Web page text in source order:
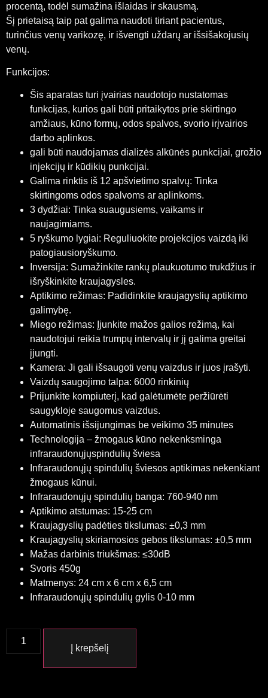
procentą, todėl sumažina išlaidas ir skausmą.
Šį prietaisą taip pat galima naudoti tiriant pacientus,
turinčius venų varikozę, ir išvengti uždarų ar išsišakojusių
venų.
Funkcijos:
Šis aparatas turi įvairias naudotojo nustatomas
funkcijas, kurios gali būti pritaikytos prie skirtingo
amžiaus, kūno formų, odos spalvos, svorio irįvairios
darbo aplinkos.
gali būti naudojamas dializės alkūnės punkcijai, grožio
injekcijų ir kūdikių punkcijai.
Galima rinktis iš 12 apšvietimo spalvų: Tinka
skirtingoms odos spalvoms ar aplinkoms.
3 dydžiai: Tinka suaugusiems, vaikams ir
naujagimiams.
5 ryškumo lygiai: Reguliuokite projekcijos vaizdą iki
patogiausioryškumo.
Inversija: Sumažinkite rankų plaukuotumo trukdžius ir
išryškinkite kraujagysles.
Aptikimo režimas: Padidinkite kraujagyslių aptikimo
galimybę.
Miego režimas: Įjunkite mažos galios režimą, kai
naudotojui reikia trumpų intervalų ir jį galima greitai
įjungti.
Kamera: Ji gali išsaugoti venų vaizdus ir juos įrašyti.
Vaizdų saugojimo talpa: 6000 rinkinių
Prijunkite kompiuterį, kad galėtumėte peržiūrėti
saugykloje saugomus vaizdus.
Automatinis išsijungimas be veikimo 35 minutes
Technologija – žmogaus kūno nekenksminga
infraraudonųjųspindulių šviesa
Infraraudonųjų spindulių šviesos aptikimas nekenkiant
žmogaus kūnui.
Infraraudonųjų spindulių banga: 760-940 nm
Aptikimo atstumas: 15-25 cm
Kraujagyslių padėties tikslumas: ±0,3 mm
Kraujagyslių skiriamosios gebos tikslumas: ±0,5 mm
Mažas darbinis triukšmas: ≤30dB
Svoris 450g
Matmenys: 24 cm x 6 cm x 6,5 cm
Infraraudonųjų spindulių gylis 0-10 mm
Į krepšelį